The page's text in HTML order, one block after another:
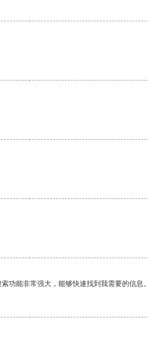
功能非常强大，能够快速找到我需要的信息。